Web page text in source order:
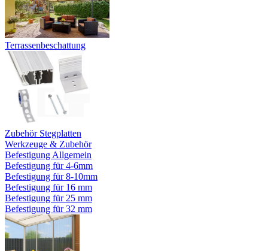
Terrassenbeschattung
Zubehör Stegplatten
Werkzeuge & Zubehör
Befestigung Allgemein
Befestigung für 4-6mm
Befestigung für 8-10mm
Befestigung für 16 mm
Befestigung für 25 mm
Befestigung für 32 mm